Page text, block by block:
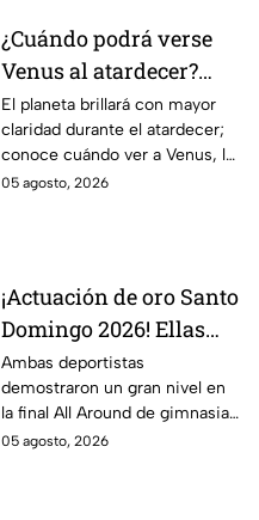
¿Cuándo podrá verse
Venus al atardecer?
Esta es la fecha y la
mejor hora para
observarlo
El planeta brillará con mayor
claridad durante el atardecer;
conoce cuándo ver a Venus, la
mejor hora y hacia dónde
05 agosto, 2026
¡Actuación de oro Santo
Domingo 2026! Ellas
son las gimnastas
mexicanas que
dominaron el podio en
gimnasia artística
Ambas deportistas
demostraron un gran nivel en
la final All Around de gimnasia
artística, poniendo en alto el
05 agosto, 2026